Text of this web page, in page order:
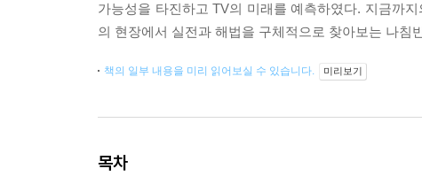
가능성을 타진하고 TV의 미래를 예측하였다. 지금까
의 현장에서 실전과 해법을 구체적으로 찾아보는 나침
책의 일부 내용을 미리 읽어보실 수 있습니다. 미리보기
목차